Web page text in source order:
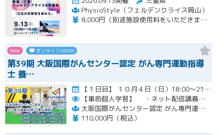
PhysioStyle（フェルデンクライス岡山）
8,000円（別途施設使用料をいただきます）
New オンライン(WEB)
第39期 大阪国際がんセンター認定 がん専門運動指導
士 養…
【１日目】 １０月４日（日）18:00～21:30 ［ 集合学習の内容 ］ ① 開講式 ② カウンセリングの実…開催
【事前個人学習】
・ネット配信講義の動画ＵＲＬをお知らせします。
大阪国際がんセンター認定 がん専門運動指導士 事務局
110,000円（税込）